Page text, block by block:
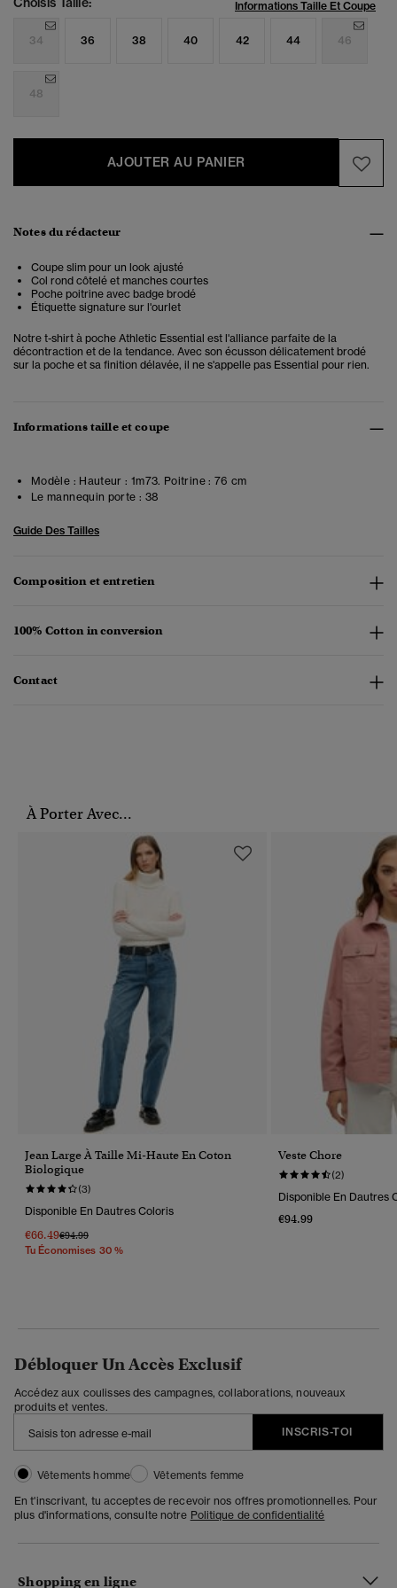
Informations Taille Et Coupe
34 36 38 40 42 44 46
48
AJOUTER AU PANIER
Notes du rédacteur
Coupe slim pour un look ajusté
Col rond côtelé et manches courtes
Poche poitrine avec badge brodé
Étiquette signature sur l'ourlet
Notre t-shirt à poche Athletic Essential est l'alliance parfaite de la
décontraction et de la tendance. Avec son écusson délicatement brodé
sur la poche et sa finition délavée, il ne s'appelle pas Essential pour rien.
Informations taille et coupe
Modèle : Hauteur : 1m73. Poitrine : 76 cm
Le mannequin porte : 38
Guide Des Tailles
Composition et entretien
100% Cotton in conversion
Contact
À Porter Avec...
Jean Large À Taille Mi-Haute En Coton
Biologique
(3)
Disponible En Dautres Coloris
€66.49Prix Réduit De
€94.99À
Tu Économises 30 %
Veste Chore
(2)
Disponible En Dautres
€94.99
Débloquer Un Accès Exclusif
Accédez aux coulisses des campagnes, collaborations, nouveaux
produits et ventes.
INSCRIS-TOI
Vêtements homme
Vêtements femme
En t'inscrivant, tu acceptes de recevoir nos offres promotionnelles. Pour
plus d'informations, consulte notre Politique de confidentialité
Shopping en ligne